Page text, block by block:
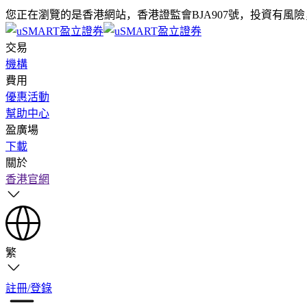
您正在瀏覽的是香港網站，香港證監會BJA907號，投資有風
交易
機構
費用
優惠活動
幫助中心
盈廣場
下載
關於
香港官網
繁
註冊/登錄